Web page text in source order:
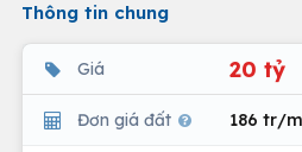
Thông tin chung
Giá 20 tỷ
Đơn giá đất 186 tr/m